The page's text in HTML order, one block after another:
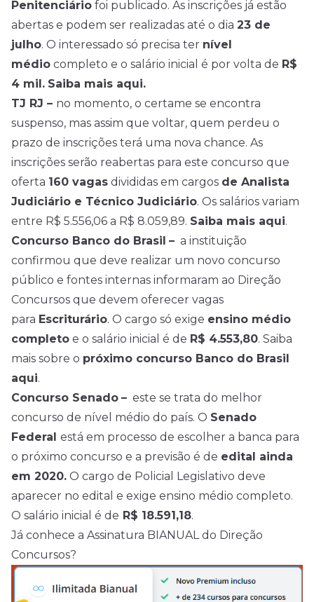
Penitenciário foi publicado. As inscrições já estão
abertas e podem ser realizadas até o dia 23 de
julho. O interessado só precisa ter nível
médio completo e o salário inicial é por volta de R$
4 mil. Saiba mais aqui.
TJ RJ – no momento, o certame se encontra
suspenso, mas assim que voltar, quem perdeu o
prazo de inscrições terá uma nova chance. As
inscrições serão reabertas para este concurso que
oferta 160 vagas divididas em cargos de Analista
Judiciário e Técnico Judiciário. Os salários variam
entre R$ 5.556,06 a R$ 8.059,89. Saiba mais aqui.
Concurso Banco do Brasil – a instituição
confirmou que deve realizar um novo concurso
público e fontes internas informaram ao Direção
Concursos que devem oferecer vagas
para Escriturário. O cargo só exige ensino médio
completo e o salário inicial é de R$ 4.553,80. Saiba
mais sobre o próximo concurso Banco do Brasil
aqui.
Concurso Senado – este se trata do melhor
concurso de nível médio do país. O Senado
Federal está em processo de escolher a banca para
o próximo concurso e a previsão é de edital ainda
em 2020. O cargo de Policial Legislativo deve
aparecer no edital e exige ensino médio completo.
O salário inicial é de R$ 18.591,18.
Já conhece a Assinatura BIANUAL do Direção
Concursos?